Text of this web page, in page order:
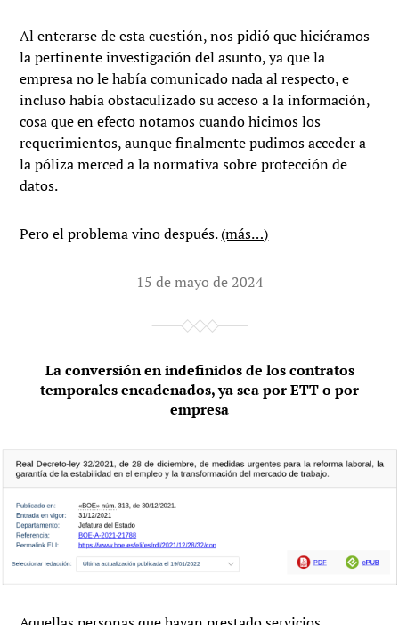
Al enterarse de esta cuestión, nos pidió que hiciéramos
la pertinente investigación del asunto, ya que la
empresa no le había comunicado nada al respecto, e
incluso había obstaculizado su acceso a la información,
cosa que en efecto notamos cuando hicimos los
requerimientos, aunque finalmente pudimos acceder a
la póliza merced a la normativa sobre protección de
datos.
Pero el problema vino después.(más…)
15 de mayo de 2024
La conversión en indefinidos de los contratos
temporales encadenados, ya sea por ETT o por
empresa